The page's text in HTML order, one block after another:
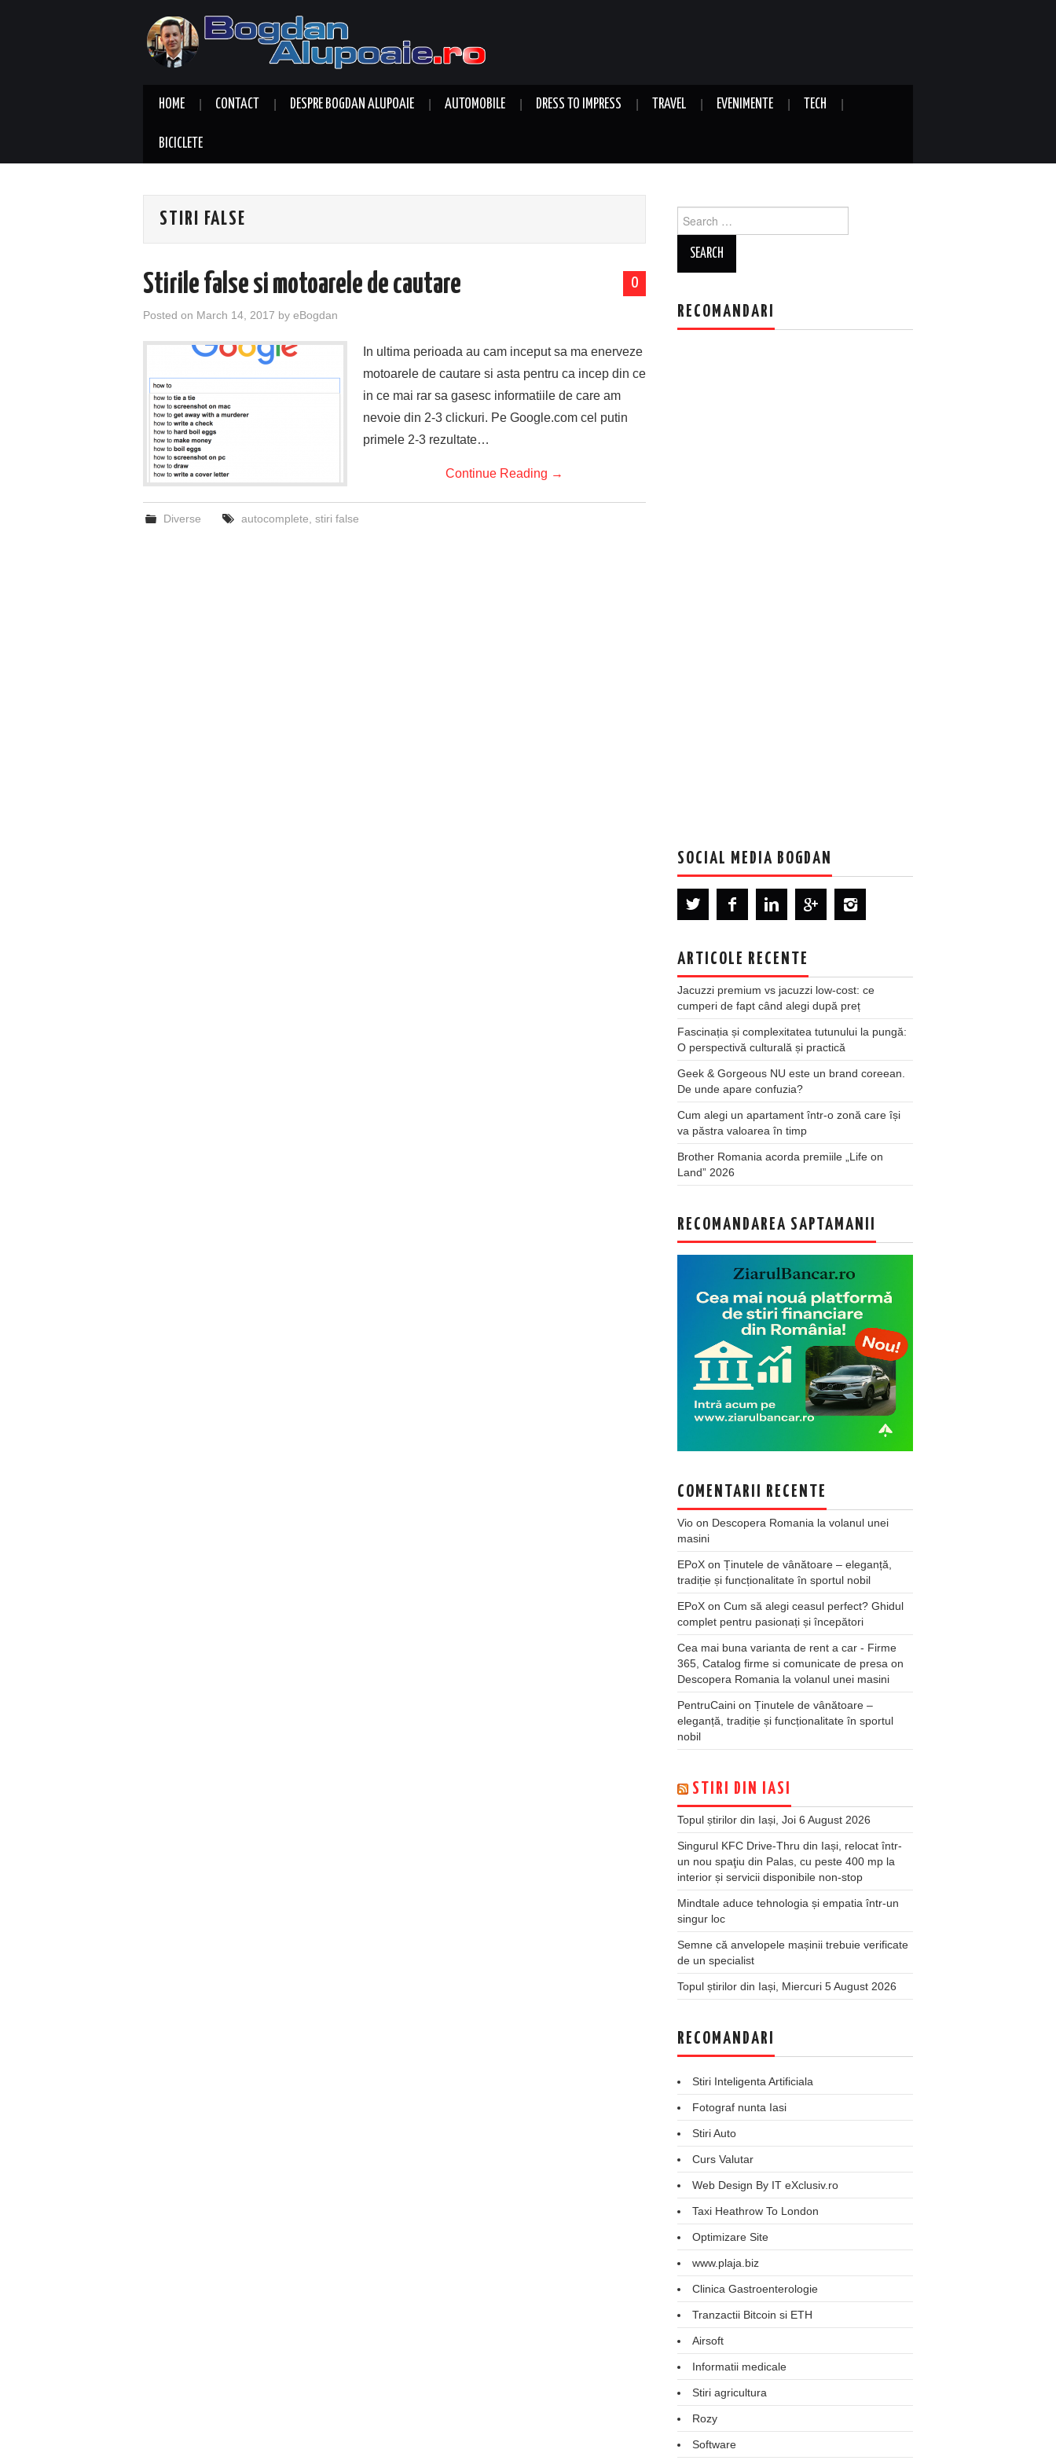
HOME CONTACT DESPRE BOGDAN ALUPOAIE AUTOMOBILE DRESS TO IMPRESS TRAVEL EVENIMENTE TECH
BICICLETE
STIRI FALSE
0
Stirile false si motoarele de cautare
Posted on March 14, 2017 by eBogdan
In ultima perioada au cam inceput sa ma enerveze
motoarele de cautare si asta pentru ca incep din ce
in ce mai rar sa gasesc informatiile de care am
nevoie din 2-3 clickuri. Pe Google.com cel putin
primele 2-3 rezultate…
Continue Reading →
Diverse autocomplete stiri false
for:
RECOMANDARI
SOCIAL MEDIA BOGDAN
ARTICOLE RECENTE
Jacuzzi premium vs jacuzzi low-cost: ce
cumperi de fapt când alegi după preț
Fascinația și complexitatea tutunului la pungă:
O perspectivă culturală și practică
Geek & Gorgeous NU este un brand coreean.
De unde apare confuzia?
Cum alegi un apartament într-o zonă care își
va păstra valoarea în timp
Brother Romania acorda premiile „Life on
Land” 2026
RECOMANDAREA SAPTAMANII
COMENTARII RECENTE
Vio on Descopera Romania la volanul unei
masini
EPoX on Ținutele de vânătoare – eleganță,
tradiție și funcționalitate în sportul nobil
EPoX on Cum să alegi ceasul perfect? Ghidul
complet pentru pasionați și începători
Cea mai buna varianta de rent a car - Firme
365, Catalog firme si comunicate de presa on
Descopera Romania la volanul unei masini
PentruCaini on Ținutele de vânătoare –
eleganță, tradiție și funcționalitate în sportul
nobil
STIRI DIN IASI
Topul știrilor din Iași, Joi 6 August 2026
Singurul KFC Drive-Thru din Iași, relocat într-
un nou spaţiu din Palas, cu peste 400 mp la
interior și servicii disponibile non-stop
Mindtale aduce tehnologia și empatia într-un
singur loc
Semne că anvelopele mașinii trebuie verificate
de un specialist
Topul știrilor din Iași, Miercuri 5 August 2026
RECOMANDARI
Stiri Inteligenta Artificiala
Fotograf nunta Iasi
Stiri Auto
Curs Valutar
Web Design By IT eXclusiv.ro
Taxi Heathrow To London
Optimizare Site
www.plaja.biz
Clinica Gastroenterologie
Tranzactii Bitcoin si ETH
Airsoft
Informatii medicale
Stiri agricultura
Rozy
Software